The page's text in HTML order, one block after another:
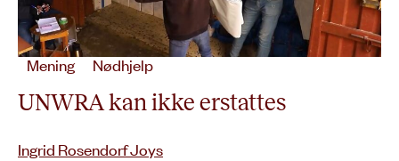
Mening Nødhjelp
UNWRA kan ikke erstattes
Ingrid Rosendorf Joys